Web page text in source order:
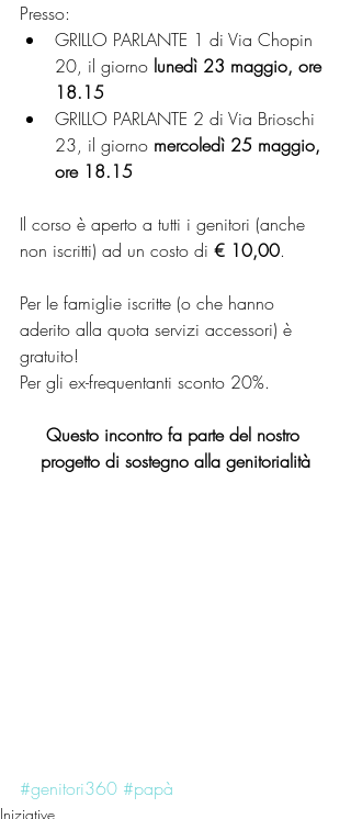
Presso:
GRILLO PARLANTE 1 di Via Chopin
20, il giorno lunedì 23 maggio, ore
18.15
GRILLO PARLANTE 2 di Via Brioschi
23, il giorno mercoledì 25 maggio,
ore 18.15
Il corso è aperto a tutti i genitori (anche
non iscritti) ad un costo di € 10,00.
Per le famiglie iscritte (o che hanno
aderito alla quota servizi accessori) è
gratuito!
Per gli ex-frequentanti sconto 20%.
Questo incontro fa parte del nostro
progetto di sostegno alla genitorialità
#genitori360 #papà
Iniziative